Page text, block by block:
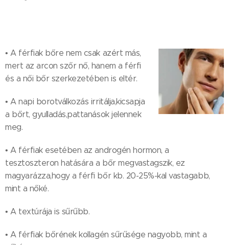
• A férfiak bőre nem csak azért más,
mert az arcon szőr nő, hanem a férfi
és a női bőr szerkezetében is eltér.
• A napi borotválkozás irritálja,kicsapja
a bőrt, gyulladás,pattanások jelennek
meg.
• A férfiak esetében az androgén hormon, a
tesztoszteron hatására a bőr megvastagszik, ez
magyarázza,hogy a férfi bőr kb. 20-25%-kal vastagabb,
mint a nőké.
• A textúrája is sűrűbb.
• A férfiak bőrének kollagén sűrűsége nagyobb, mint a